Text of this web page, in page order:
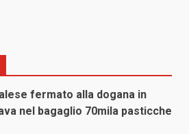
fermato alla dogana in
nel bagaglio 70mila pasticche